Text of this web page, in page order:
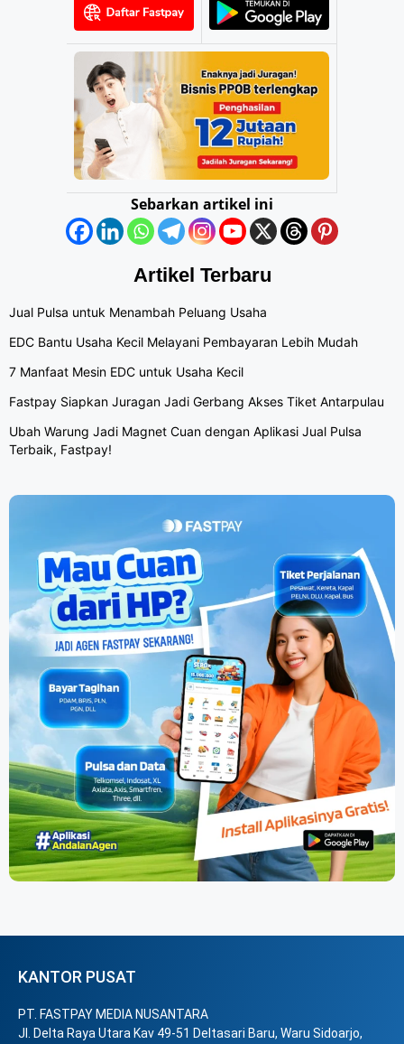
Sebarkan artikel ini
Artikel Terbaru
Jual Pulsa untuk Menambah Peluang Usaha
EDC Bantu Usaha Kecil Melayani Pembayaran Lebih Mudah
7 Manfaat Mesin EDC untuk Usaha Kecil
Fastpay Siapkan Juragan Jadi Gerbang Akses Tiket Antarpulau
Ubah Warung Jadi Magnet Cuan dengan Aplikasi Jual Pulsa
Terbaik, Fastpay!
KANTOR PUSAT
PT. FASTPAY MEDIA NUSANTARA
Jl. Delta Raya Utara Kav 49-51 Deltasari Baru, Waru Sidoarjo,